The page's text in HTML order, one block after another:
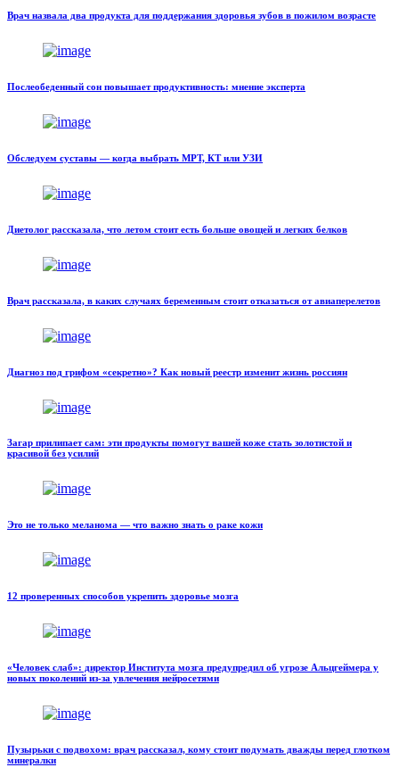
Врач назвала два продукта для поддержания здоровья зубов в пожилом возрасте
Послеобеденный сон повышает продуктивность: мнение эксперта
Обследуем суставы — когда выбрать МРТ, КТ или УЗИ
Диетолог рассказала, что летом стоит есть больше овощей и легких белков
Врач рассказала, в каких случаях беременным стоит отказаться от авиаперелетов
Диагноз под грифом «секретно»? Как новый реестр изменит жизнь россиян
Загар прилипает сам: эти продукты помогут вашей коже стать золотистой и
красивой без усилий
Это не только меланома — что важно знать о раке кожи
12 проверенных способов укрепить здоровье мозга
«Человек слаб»: директор Института мозга предупредил об угрозе Альцгеймера у
новых поколений из-за увлечения нейросетями
Пузырьки с подвохом: врач рассказал, кому стоит подумать дважды перед глотком
минералки